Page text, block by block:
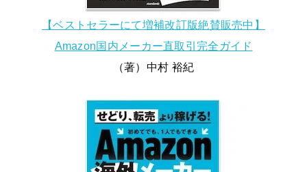
【ベストセラーにて増補改訂版絶賛販売中】
Amazon国内メーカー直取引完全ガイド
（著）中村 裕紀